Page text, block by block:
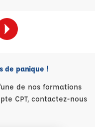
de panique !
de nos formations
CPT, contactez-nous